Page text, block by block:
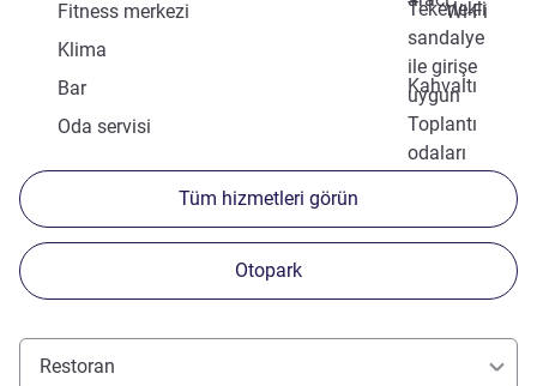
Tekerlekli
sandalye
ile girişe
uygun
Fitness merkezi
Wi-Fi
Klima
Kahvaltı
Bar
Toplantı
odaları
Oda servisi
Tüm hizmetleri görün
Otopark
Restoran